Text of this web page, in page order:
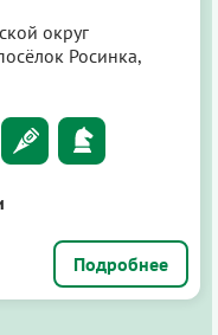
округ
Росинка,
Подробнее